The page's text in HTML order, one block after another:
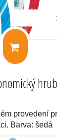
provedení
Barva: šedá